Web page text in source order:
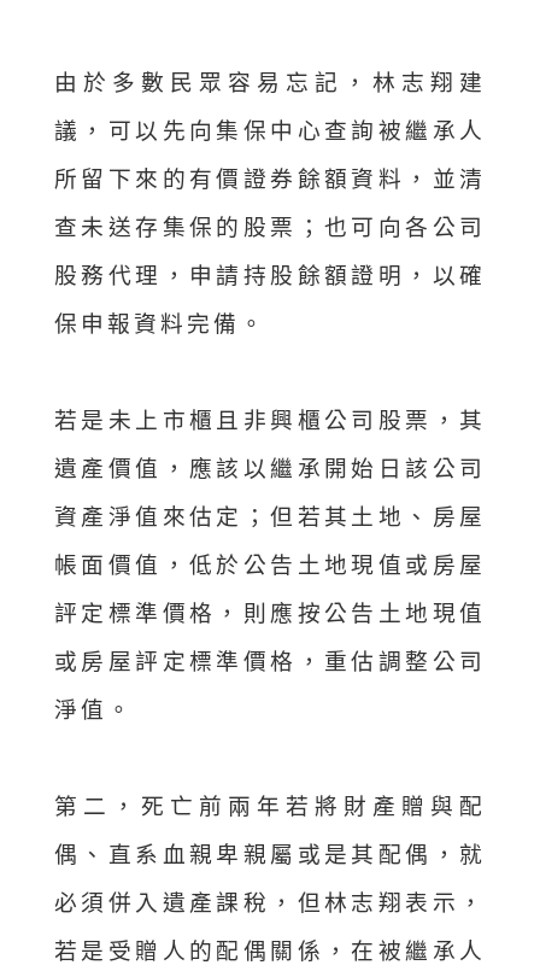
由於多數民眾容易忘記，林志翔建
議，可以先向集保中心查詢被繼承人
所留下來的有價證券餘額資料，並清
查未送存集保的股票；也可向各公司
股務代理，申請持股餘額證明，以確
保申報資料完備。
若是未上市櫃且非興櫃公司股票，其
遺產價值，應該以繼承開始日該公司
資產淨值來估定；但若其土地、房屋
帳面價值，低於公告土地現值或房屋
評定標準價格，則應按公告土地現值
或房屋評定標準價格，重估調整公司
淨值。
第二，死亡前兩年若將財產贈與配
偶、直系血親卑親屬或是其配偶，就
必須併入遺產課稅，但林志翔表示，
若是受贈人的配偶關係，在被繼承人